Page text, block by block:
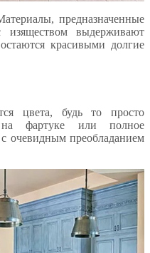
предназначенные
выдерживают
красивыми долгие
цвета, будь то просто
фартуке или полное
очевидным преобладанием